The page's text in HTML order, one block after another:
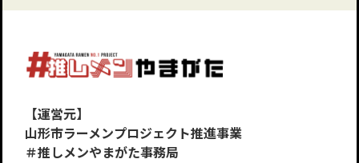
【運営元】
山形市ラーメンプロジェクト推進事業
＃推しメンやまがた事務局